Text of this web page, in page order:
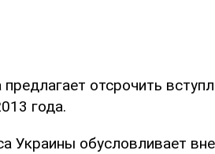
отсрочить
года.
Украины обусловливает